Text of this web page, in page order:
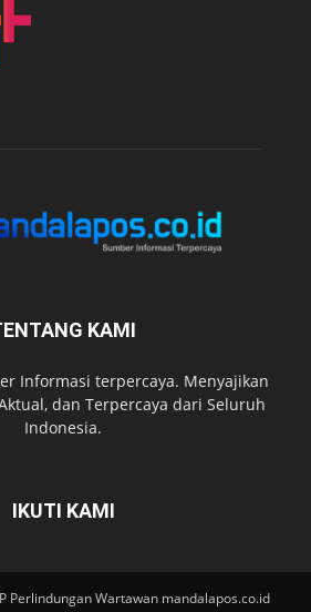
KAMI
Informasi terpercaya. Menyajikan
dan Terpercaya dari Seluruh
Indonesia.
IKUTI KAMI
Perlindungan Wartawan mandalapos.co.id